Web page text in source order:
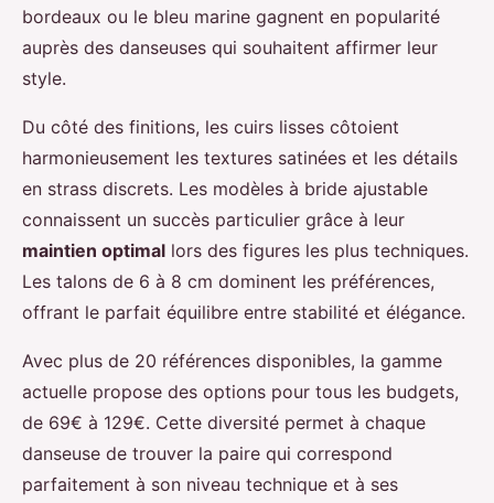
bordeaux ou le bleu marine gagnent en popularité
auprès des danseuses qui souhaitent affirmer leur
style.
Du côté des finitions, les cuirs lisses côtoient
harmonieusement les textures satinées et les détails
en strass discrets. Les modèles à bride ajustable
connaissent un succès particulier grâce à leur
maintien optimal lors des figures les plus techniques.
Les talons de 6 à 8 cm dominent les préférences,
offrant le parfait équilibre entre stabilité et élégance.
Avec plus de 20 références disponibles, la gamme
actuelle propose des options pour tous les budgets,
de 69€ à 129€. Cette diversité permet à chaque
danseuse de trouver la paire qui correspond
parfaitement à son niveau technique et à ses